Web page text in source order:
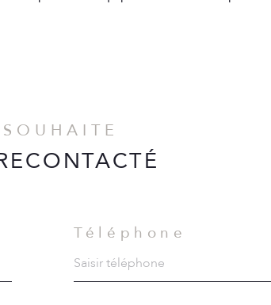
SOUHAITE
Téléphone